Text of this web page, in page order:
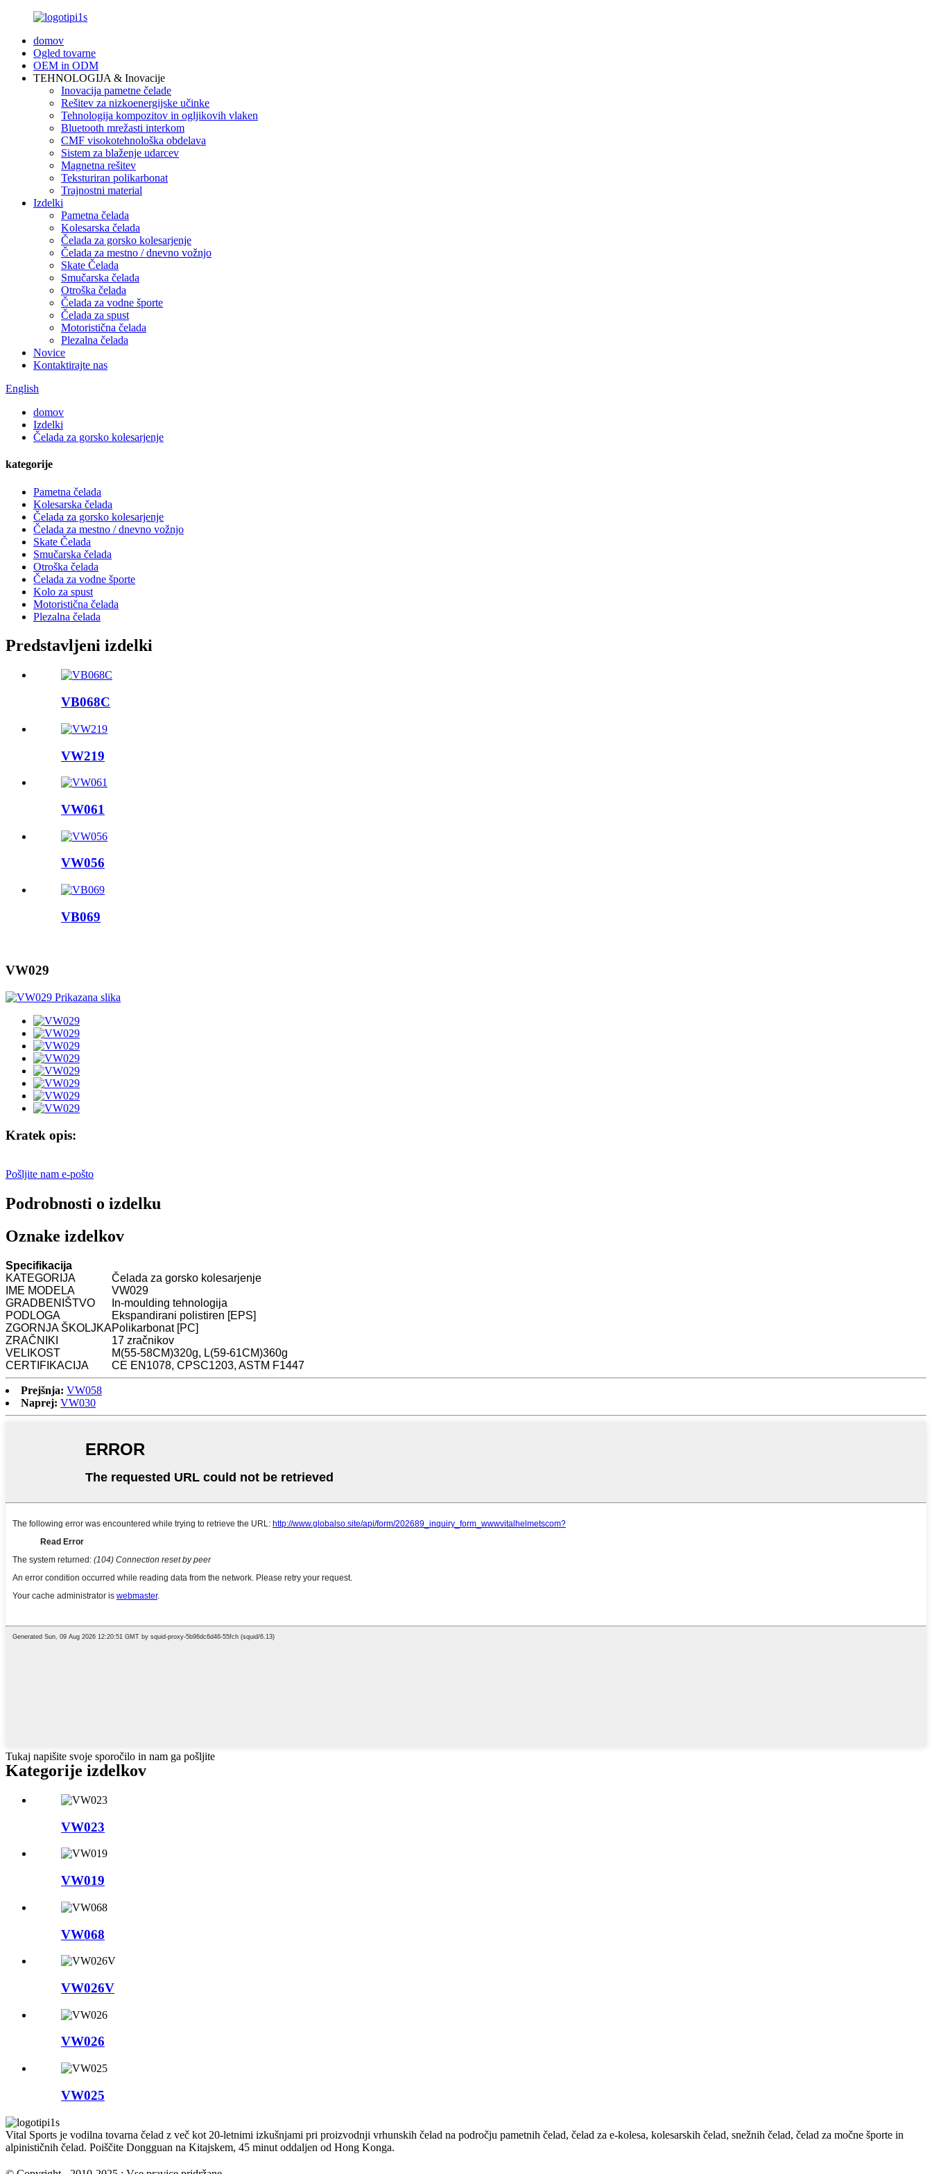
domov
Ogled tovarne
OEM in ODM
TEHNOLOGIJA & Inovacije
Inovacija pametne čelade
Rešitev za nizkoenergijske učinke
Tehnologija kompozitov in ogljikovih vlaken
Bluetooth mrežasti interkom
CMF visokotehnološka obdelava
Sistem za blaženje udarcev
Magnetna rešitev
Teksturiran polikarbonat
Trajnostni material
Izdelki
Pametna čelada
Kolesarska čelada
Čelada za gorsko kolesarjenje
Čelada za mestno / dnevno vožnjo
Skate Čelada
Smučarska čelada
Otroška čelada
Čelada za vodne športe
Čelada za spust
Motoristična čelada
Plezalna čelada
Novice
Kontaktirajte nas
English
domov
Izdelki
Čelada za gorsko kolesarjenje
kategorije
Pametna čelada
Kolesarska čelada
Čelada za gorsko kolesarjenje
Čelada za mestno / dnevno vožnjo
Skate Čelada
Smučarska čelada
Otroška čelada
Čelada za vodne športe
Kolo za spust
Motoristična čelada
Plezalna čelada
Predstavljeni izdelki
VB068C
VW219
VW061
VW056
VB069
VW029
Kratek opis:
Pošljite nam e-pošto
Podrobnosti o izdelku
Oznake izdelkov
Specifikacija
KATEGORIJA
Čelada za gorsko kolesarjenje
IME MODELA
VW029
GRADBENIŠTVO
In-moulding tehnologija
PODLOGA
Ekspandirani polistiren [EPS]
ZGORNJA ŠKOLJKAPolikarbonat [PC]
ZRAČNIKI
17 zračnikov
VELIKOST
M(55-58CM)320g, L(59-61CM)360g
CERTIFIKACIJA
CE EN1078, CPSC1203, ASTM F1447
Prejšnja: VW058
Naprej: VW030
Tukaj napišite svoje sporočilo in nam ga pošljite
Kategorije izdelkov
VW023
VW019
VW068
VW026V
VW026
VW025
Vital Sports je vodilna tovarna čelad z več kot 20-letnimi izkušnjami pri proizvodnji vrhunskih čelad na področju pametnih čelad, čelad za e-kolesa, kolesarskih čelad, snežnih čelad, čelad za močne športe in
alpinističnih čelad. Poiščite Dongguan na Kitajskem, 45 minut oddaljen od Hong Konga.